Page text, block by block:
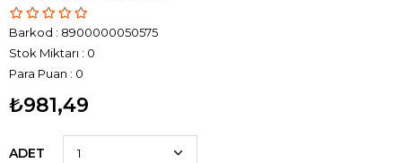
Barkod : 8900000050575
Stok Miktarı : 0
Para Puan : 0
₺981,49
ADET